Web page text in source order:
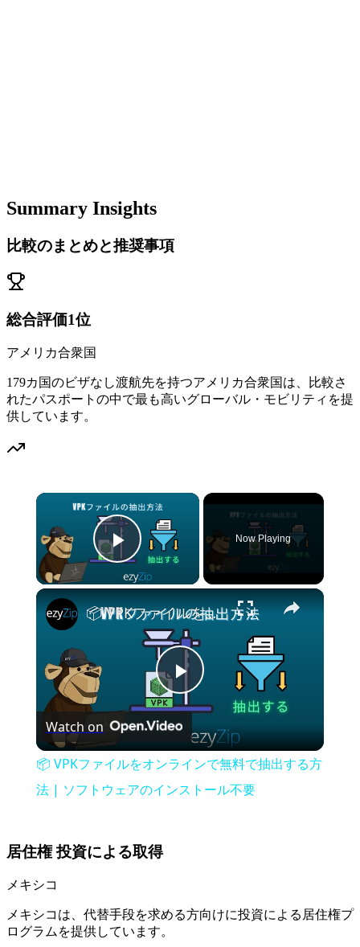
Summary Insights
比較のまとめと推奨事項
総合評価1位
アメリカ合衆国
179カ国のビザなし渡航先を持つアメリカ合衆国は、比較さ
れたパスポートの中で最も高いグローバル・モビリティを提
供しています。
×
Play Video
Now Playing
×
Play
Video
📦 VPKファイルをオンラインで無料で抽出する方法 | ソフトウェアのインストール不要
Watch on
📦 VPKファイルをオンラインで無料で抽出する方
法 | ソフトウェアのインストール不要
居住権 投資による取得
メキシコ
メキシコは、代替手段を求める方向けに投資による居住権プ
ログラムを提供しています。